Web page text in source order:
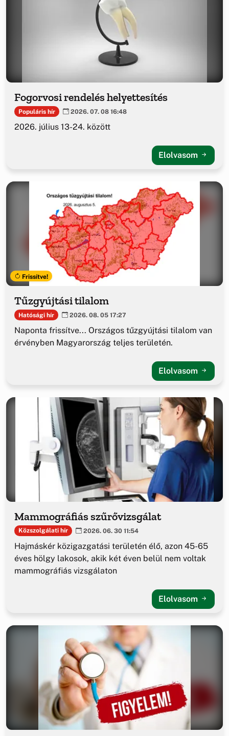
Fogorvosi rendelés helyettesítés
Populáris hír 2026. 07. 08 16:48
2026. július 13-24. között
Elolvasom
Frissítve!
Tűzgyújtási tilalom
Hatósági hír 2026. 08. 05 17:27
Naponta frissítve... Országos tűzgyújtási tilalom van
érvényben Magyarország teljes területén.
Elolvasom
Mammográfiás szűrővizsgálat
Közszolgálati hír 2026. 06. 30 11:54
Hajmáskér közigazgatási területén élő, azon 45-65
éves hölgy lakosok, akik két éven belül nem voltak
mammográfiás vizsgálaton
Elolvasom